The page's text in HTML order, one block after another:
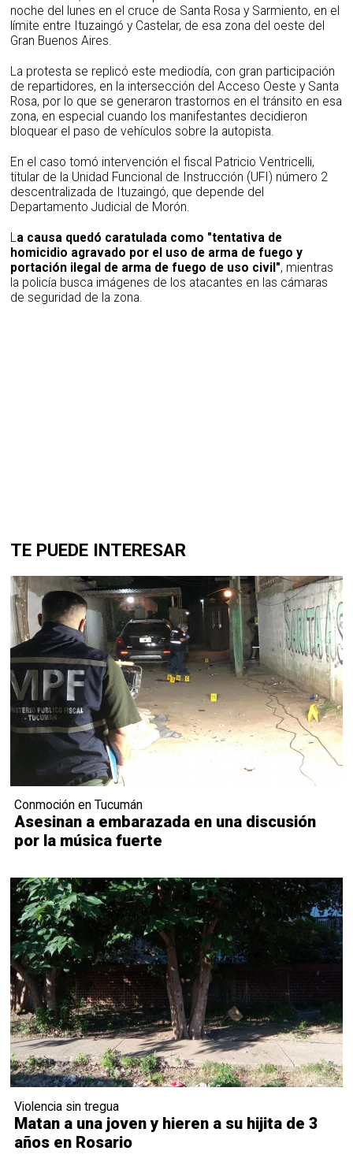
noche del lunes en el cruce de Santa Rosa y Sarmiento, en el
límite entre Ituzaingó y Castelar, de esa zona del oeste del
Gran Buenos Aires.
La protesta se replicó este mediodía, con gran participación
de repartidores, en la intersección del Acceso Oeste y Santa
Rosa, por lo que se generaron trastornos en el tránsito en esa
zona, en especial cuando los manifestantes decidieron
bloquear el paso de vehículos sobre la autopista.
En el caso tomó intervención el fiscal Patricio Ventricelli,
titular de la Unidad Funcional de Instrucción (UFI) número 2
descentralizada de Ituzaingó, que depende del
Departamento Judicial de Morón.
La causa quedó caratulada como "tentativa de
homicidio agravado por el uso de arma de fuego y
portación ilegal de arma de fuego de uso civil", mientras
la policía busca imágenes de los atacantes en las cámaras
de seguridad de la zona.
TE PUEDE INTERESAR
Conmoción en Tucumán
Asesinan a embarazada en una discusión
por la música fuerte
Violencia sin tregua
Matan a una joven y hieren a su hijita de 3
años en Rosario